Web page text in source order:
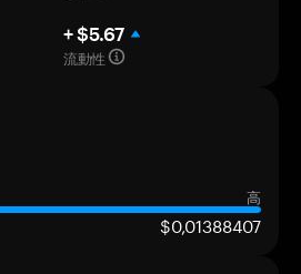
+ $5.67
流動性
高
$0,01388407